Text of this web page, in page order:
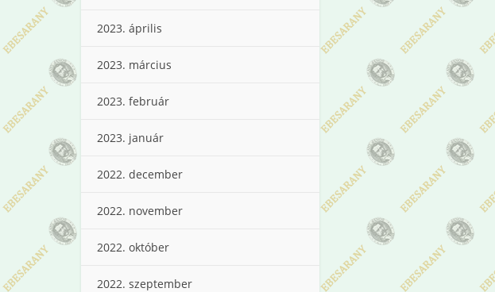
2023. április
2023. március
2023. február
2023. január
2022. december
2022. november
2022. október
2022. szeptember